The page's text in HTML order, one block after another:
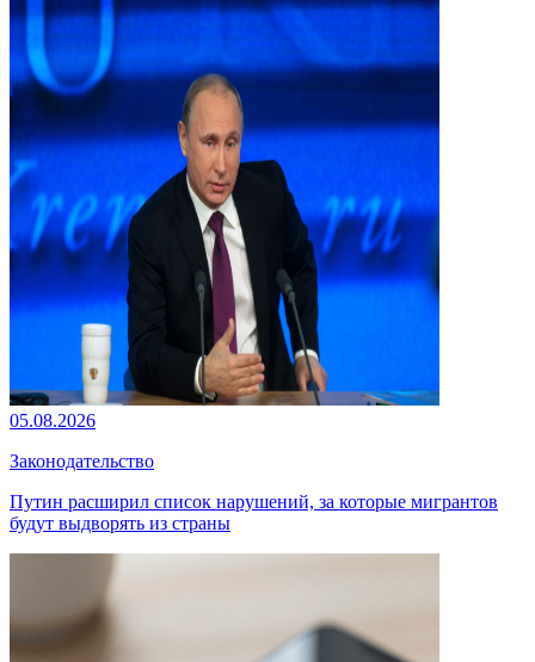
05.08.2026
Законодательство
Путин расширил список нарушений, за которые мигрантов
будут выдворять из страны